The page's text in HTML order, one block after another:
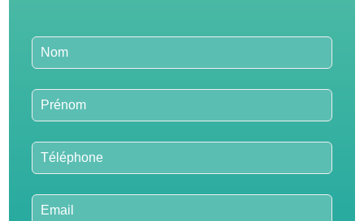
Leave
this
blank